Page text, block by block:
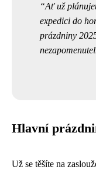
Ať už
expedici do
prázdniny
Hlavní
Už se těšíte na